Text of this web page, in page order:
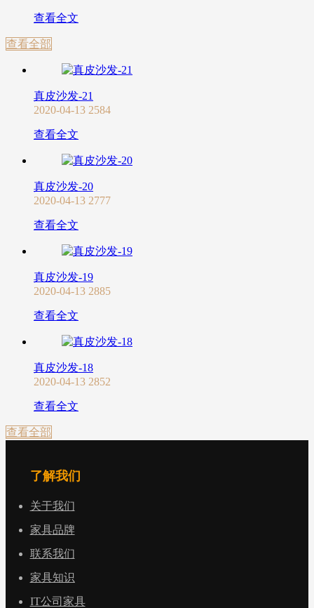
查看全文
查看全部
真皮沙发-21
2020-04-13 2584
查看全文
真皮沙发-20
2020-04-13 2777
查看全文
真皮沙发-19
2020-04-13 2885
查看全文
真皮沙发-18
2020-04-13 2852
查看全文
查看全部
了解我们
关于我们
家具品牌
联系我们
家具知识
IT公司家具